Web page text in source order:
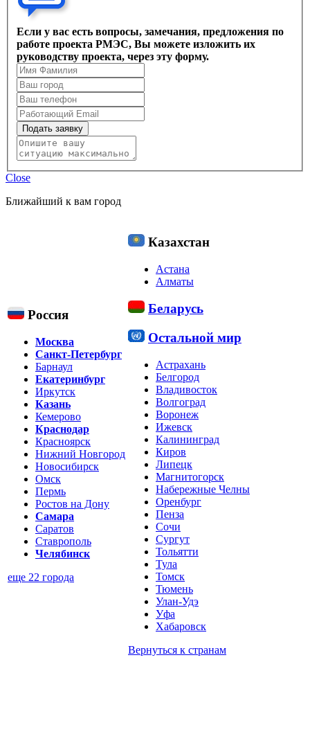
Если у вас есть вопросы, замечания, предложения по
работе проекта РМЭС, Вы можете изложить их
руководству проекта, через эту форму.
Подать заявку
Close
Ближайший к вам город
Россия
Москва
Санкт-Петербург
Барнаул
Екатеринбург
Иркутск
Казань
Кемерово
Краснодар
Красноярск
Нижний Новгород
Новосибирск
Омск
Пермь
Ростов на Дону
Самара
Саратов
Ставрополь
Челябинск
еще 22 города
Казахстан
Астана
Алматы
Беларусь
Остальной мир
Астрахань
Белгород
Владивосток
Волгоград
Воронеж
Ижевск
Калининград
Киров
Липецк
Магнитогорск
Набережные Челны
Оренбург
Пенза
Сочи
Сургут
Тольятти
Тула
Томск
Тюмень
Улан-Удэ
Уфа
Хабаровск
Вернуться к странам